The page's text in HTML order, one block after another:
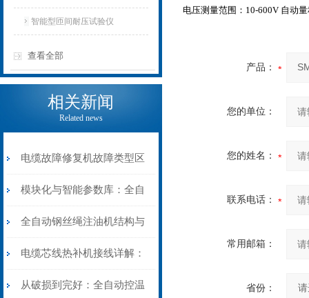
智能型匝间耐压试验仪
查看全部
相关新闻
Related news
电缆故障修复机故障类型区
分指南：从“绝缘电
阻”到“波形特征”的精准诊
断逻辑
模块化与智能参数库：全自
动电缆修复机的快速换型逻
辑
全自动钢丝绳注油机结构与
工作原理：揭秘高效润滑的
机械密码
电缆芯线热补机接线详解：
从入门到精通
从破损到完好：全自动控温
电压测量范围：10-600V 自动
产品：
您的单位：
您的姓名：
联系电话：
常用邮箱：
省份：